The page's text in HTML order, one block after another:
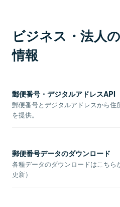
ビジネス・法人
情報
郵便番号・デジタルアドレスAPI
郵便番号とデジタルアドレスから住
を提供。
郵便番号データのダウンロード
各種データのダウンロードはこちら
更新）